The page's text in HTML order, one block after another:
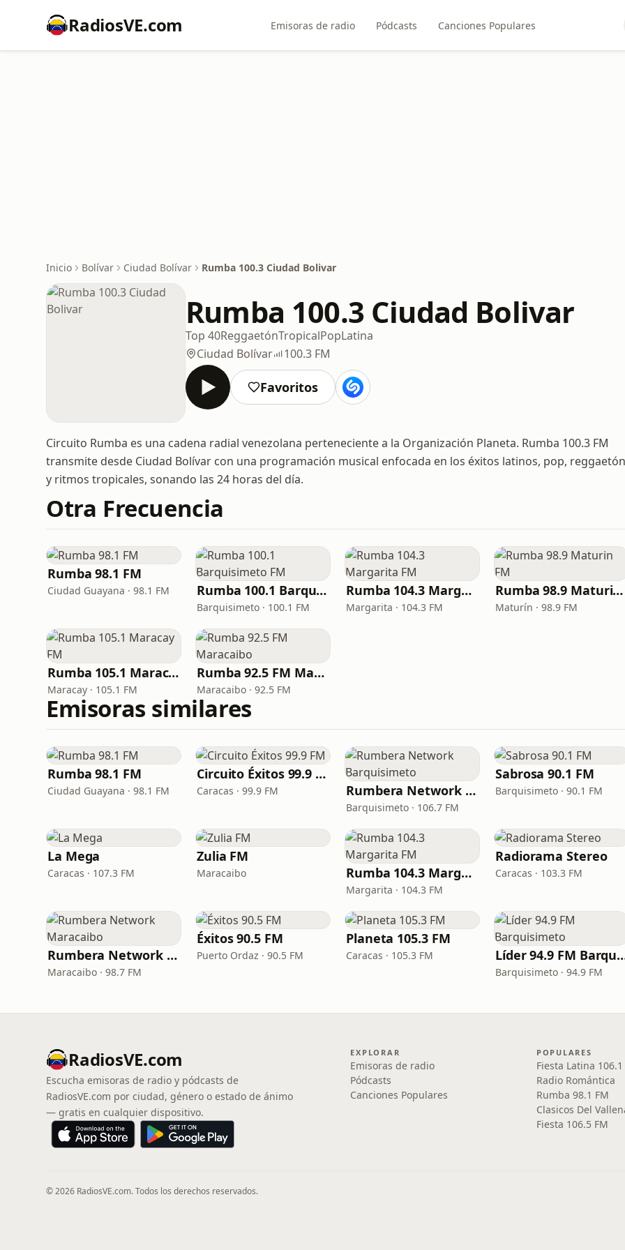
RadiosVE.com Emisoras de radio Pódcasts Canciones Populares
Inicio Bolívar Ciudad Bolívar Rumba 100.3 Ciudad Bolivar
Rumba 100.3 Ciudad Bolivar
Top 40ReggaetónTropicalPopLatina
Ciudad Bolívar
100.3 FM
Favoritos
Circuito Rumba es una cadena radial venezolana perteneciente a la Organización Planeta. Rumba 100.3 FM
transmite desde Ciudad Bolívar con una programación musical enfocada en los éxitos latinos, pop, reggaetón
y ritmos tropicales, sonando las 24 horas del día.
Otra Frecuencia
Rumba 98.1 FM
Ciudad Guayana · 98.1 FM Rumba 100.1 Barquisimeto FM
Barquisimeto · 100.1 FM
Rumba 104.3 Margarita FM
Margarita · 104.3 FM
Rumba 98.9 Maturin FM
Maturín · 98.9 FM
Rumba 105.1 Maracay FM
Maracay · 105.1 FM
Rumba 92.5 FM Maracaibo
Maracaibo · 92.5 FM
Emisoras similares
Rumba 98.1 FM
Ciudad Guayana · 98.1 FM
Circuito Éxitos 99.9 FM
Caracas · 99.9 FM Rumbera Network Barquisimeto
Barquisimeto · 106.7 FM
Sabrosa 90.1 FM
Barquisimeto · 90.1 FM
La Mega
Caracas · 107.3 FM
Zulia FM
Maracaibo Rumba 104.3 Margarita FM
Margarita · 104.3 FM
Radiorama Stereo
Caracas · 103.3 FM
Rumbera Network Maracaibo
Maracaibo · 98.7 FM
Éxitos 90.5 FM
Puerto Ordaz · 90.5 FM
Planeta 105.3 FM
Caracas · 105.3 FM Líder 94.9
Barquisimeto · 94.9 FM
RadiosVE.com
Escucha emisoras de radio y pódcasts de
RadiosVE.com por ciudad, género o estado de ánimo
— gratis en cualquier dispositivo.
EXPLORAR
Emisoras de radio
Pódcasts
Canciones Populares
POPULARES
Fiesta Latina 106.1
Radio Romántica
Rumba 98.1 FM
Clasicos Del
Fiesta 106.5 FM
© 2026 RadiosVE.com. Todos los derechos reservados.